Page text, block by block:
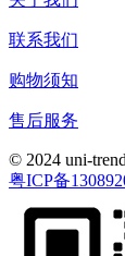
联系我们
购物须知
售后服务
© 2024 uni-
粤ICP备